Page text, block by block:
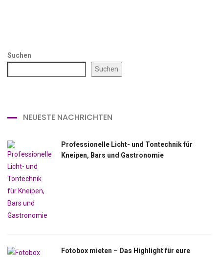
Suchen
Suchen
NEUESTE NACHRICHTEN
Professionelle Licht- und Tontechnik für
Kneipen, Bars und Gastronomie
Fotobox mieten – Das Highlight für eure